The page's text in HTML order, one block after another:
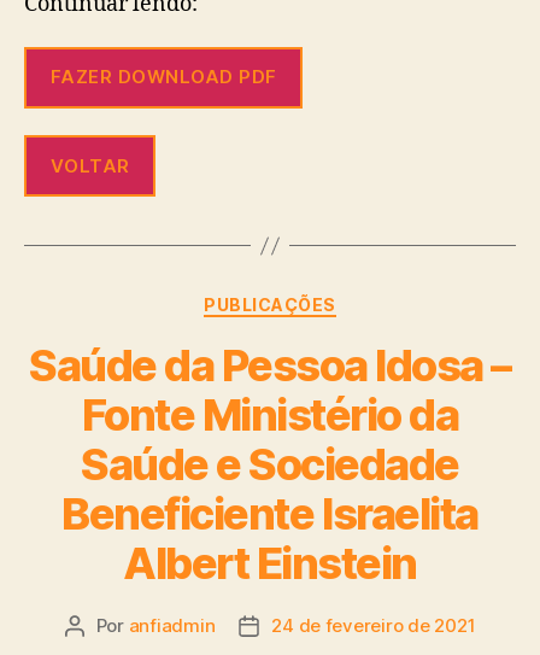
FAZER DOWNLOAD PDF
VOLTAR
PUBLICAÇÕES
Saúde da Pessoa Idosa –
Fonte Ministério da
Saúde e Sociedade
Beneficiente Israelita
Albert Einstein
Por anfiadmin 24 de fevereiro de 2021